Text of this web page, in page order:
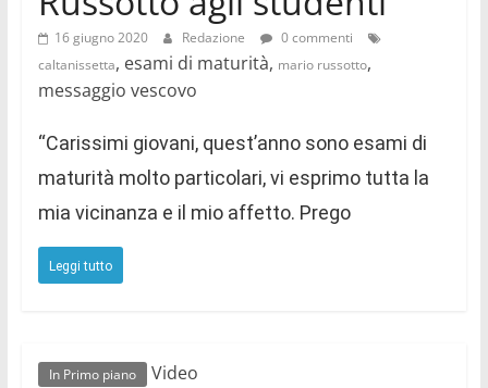
16 giugno 2020 Redazione
0 commenti
caltanissetta, esami di maturità, mario russotto,
messaggio vescovo
“Carissimi giovani, quest’anno sono esami di
maturità molto particolari, vi esprimo tutta la
mia vicinanza e il mio affetto. Prego
Leggi tutto
In Primo piano Video